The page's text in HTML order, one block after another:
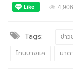
4,906
Tags: ข่า
โทนบางแค
มาด